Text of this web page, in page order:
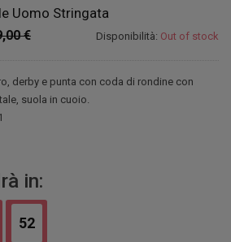
Uomo Stringata
Disponibilità: Out of stock
€
derby e punta con coda di rondine con
suola in cuoio.
in:
51